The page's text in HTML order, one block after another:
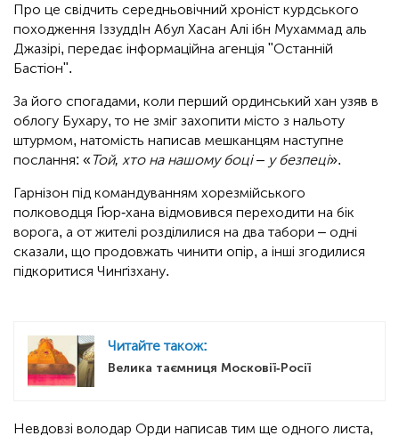
Про це свідчить середньовічний хроніст курдського
походження ІззуддІн Абул Хасан Алі ібн Мухаммад аль
Джазірі, передає інформаційна агенція "Останній
Бастіон".
За його спогадами, коли перший ординський хан узяв в
облогу Бухару, то не зміг захопити місто з нальоту
штурмом, натомість написав мешканцям наступне
послання: «Той, хто на нашому боці – у безпеці».
Гарнізон під командуванням хорезмійського
полководця Ґюр-хана відмовився переходити на бік
ворога, а от жителі розділилися на два табори – одні
сказали, що продовжать чинити опір, а інші згодилися
підкоритися Чинґізхану.
Читайте також:
Велика таємниця Московії-Росії
Невдовзі володар Орди написав тим ще одного листа,